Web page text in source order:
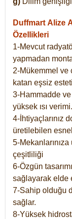
Duffmart Alize
Özellikleri
1-Mevcut
yapmadan
2-Mükemmel
katan eşsiz
3-Hammadde ve
yüksek ısı verimi.
4-İhtiyaçlarınız
üretilebilen
5-
çeşitliliği
6-Özgün
sağlayarak elde
7-Sahip olduğu
sağlar.
8-Yüksek